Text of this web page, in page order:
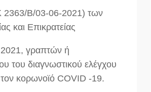
Β/03-06-2021) των
και Επικρατείας
γραπτών ή
του διαγνωστικού ελέγχου
κορωνοϊό COVID -19.